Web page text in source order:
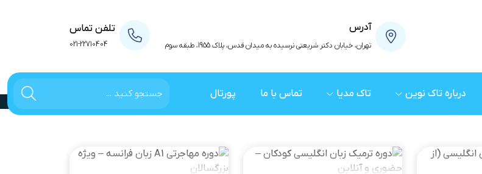
آدرس
تهران، خیابان دکتر شریعتی نرسیده به میدان قدس، پلاک 1955، طبقه سوم
تلفن تماس
021-22710404
درباره تاک نوین تاک مدیا تماس با ما پورتال